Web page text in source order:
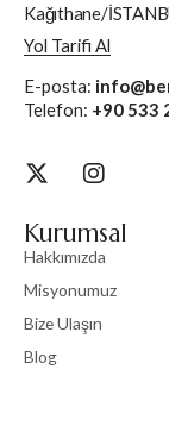
Kağıthane/
Yol Tarifi Al
E-posta:
Telefon: +90 533
Kurumsal
Hakkımızda
Misyonumuz
Bize Ulaşın
Blog